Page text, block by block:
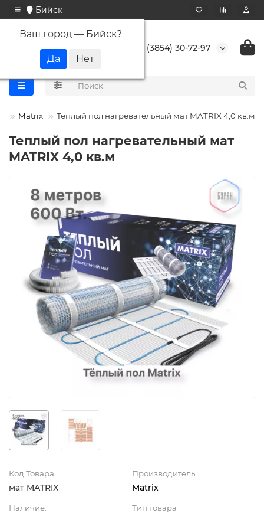
Бийск
Ваш город — Бийск?
+7 (3854) 30-72-97
Matrix Теплый пол нагревательный мат MATRIX 4,0 кв.м
Теплый пол нагревательный мат
MATRIX 4,0 кв.м
Код Товара
мат MATRIX
Производитель
Matrix
Наличие: Тип товара